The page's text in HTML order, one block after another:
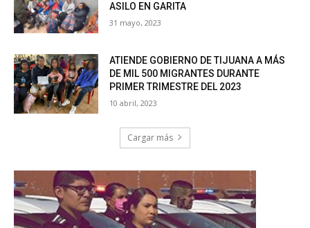
ASILO EN GARITA
31 mayo, 2023
ATIENDE GOBIERNO DE TIJUANA A MÁS
DE MIL 500 MIGRANTES DURANTE
PRIMER TRIMESTRE DEL 2023
10 abril, 2023
Cargar más